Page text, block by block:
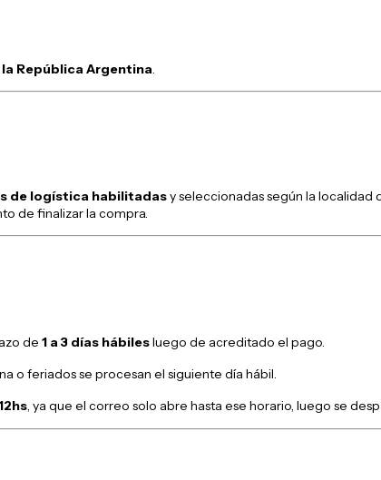
República Argentina.
de logística habilitadasy seleccionadas según la
de finalizar la compra.
de 1 a 3 días hábilesluego de acreditado el pago.
o feriados se procesan el siguiente día hábil.
, ya que el correo solo abre hasta ese horario, luego se